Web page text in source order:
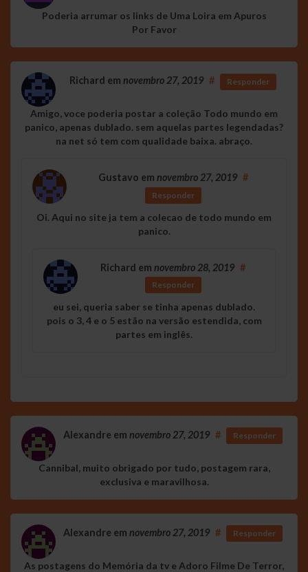
Poderia arrumar os links de Uma Loira em Apuros
Por Favor
Richard em novembro 27, 2019 # Responder
Amigo, voce poderia postar a coleção Todo mundo em
panico, apenas dublado. sem aquelas partes legendadas?
na net só tem com qualidade baixa. abraço.
Gustavo em novembro 27, 2019 #
Responder
Oi. Aqui no site ja tem a colecao de todo mundo em
panico.
Richard em novembro 28, 2019 #
Responder
eu sei, queria saber se tinha apenas dublado.
pois o 3, 4 e o 5 estão na versão estendida, com
partes em inglês.
Alexandre em novembro 27, 2019 # Responder
Cannibal, muito obrigado por tudo, postagem rara,
exclusiva e maravilhosa.
Alexandre em novembro 27, 2019 # Responder
As postagens do Memória da tv e Adoro Filme De Terror,